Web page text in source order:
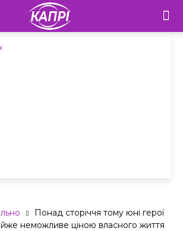
Понад сторіччя тому юні герої
неможливе ціною власного життя